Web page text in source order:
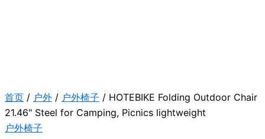
首页 / 户外 / 户外椅子 / HOTEBIKE Folding Outdoor Chair
21.46" Steel for Camping, Picnics lightweight
户外椅子